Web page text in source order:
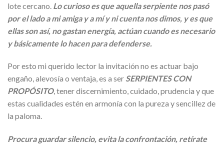
lote cercano. Lo curioso es que aquella serpiente nos pasó
por el lado a mi amiga y a mí y ni cuenta nos dimos, y es que
ellas son así, no gastan energía, actúan cuando es necesario
y básicamente lo hacen para defenderse.
Por esto mi querido lector la invitación no es actuar bajo
engaño, alevosía o ventaja, es a ser SERPIENTES CON
PROPÓSITO, tener discernimiento, cuidado, prudencia y que
estas cualidades estén en armonía con la pureza y sencillez de
la paloma.
Procura guardar silencio, evita la confrontación, retírate